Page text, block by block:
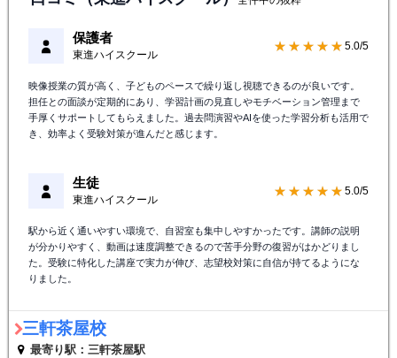
保護者
東進ハイスクール
★★★★★ 5.0/5
映像授業の質が高く、子どものペースで繰り返し視聴できるのが良いです。
担任との面談が定期的にあり、学習計画の見直しやモチベーション管理まで
手厚くサポートしてもらえました。過去問演習やAIを使った学習分析も活用で
き、効率よく受験対策が進んだと感じます。
生徒
東進ハイスクール
★★★★★ 5.0/5
駅から近く通いやすい環境で、自習室も集中しやすかったです。講師の説明
が分かりやすく、動画は速度調整できるので苦手分野の復習がはかどりまし
た。受験に特化した講座で実力が伸び、志望校対策に自信が持てるようにな
りました。
三軒茶屋校
最寄り駅：三軒茶屋駅